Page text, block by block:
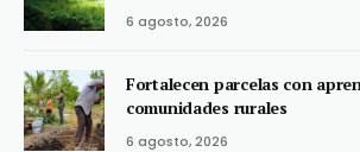
6 agosto, 2026
Fortalecen parcelas con
comunidades rurales
6 agosto, 2026